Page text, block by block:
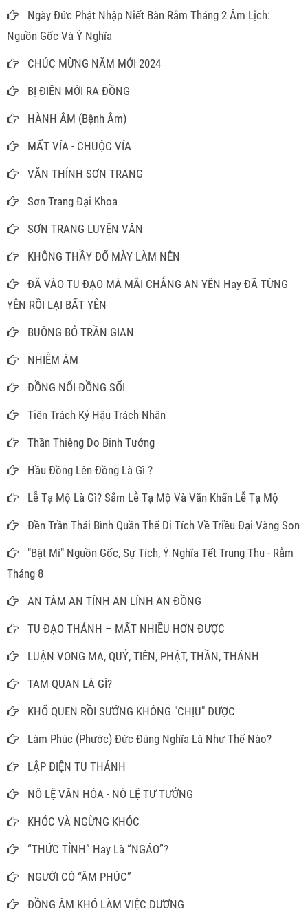
Ngày Đức Phật Nhập Niết Bàn Rằm Tháng 2 Âm Lịch:
Nguồn Gốc Và Ý Nghĩa
CHÚC MỪNG NĂM MỚI 2024
BỊ ĐIÊN MỚI RA ĐỒNG
HÀNH ÂM (Bệnh Âm)
MẤT VÍA - CHUỘC VÍA
VĂN THỈNH SƠN TRANG
Sơn Trang Đại Khoa
SƠN TRANG LUYỆN VĂN
KHÔNG THẦY ĐỐ MÀY LÀM NÊN
ĐÃ VÀO TU ĐẠO MÀ MÃI CHẲNG AN YÊN Hay ĐÃ TỪNG
YÊN RỒI LẠI BẤT YÊN
BUÔNG BỎ TRẦN GIAN
NHIỄM ÂM
ĐỒNG NỔI ĐỒNG SỔI
Tiên Trách Kỷ Hậu Trách Nhân
Thần Thiêng Do Binh Tướng
Hầu Đồng Lên Đồng Là Gì ?
Lễ Tạ Mộ Là Gì? Sắm Lễ Tạ Mộ Và Văn Khấn Lễ Tạ Mộ
Đền Trần Thái Bình Quần Thể Di Tích Về Triều Đại Vàng Son
"Bật Mí" Nguồn Gốc, Sự Tích, Ý Nghĩa Tết Trung Thu - Rằm
Tháng 8
AN TÂM AN TÍNH AN LÍNH AN ĐỒNG
TU ĐẠO THÁNH – MẤT NHIỀU HƠN ĐƯỢC
LUẬN VONG MA, QUỶ, TIÊN, PHẬT, THẦN, THÁNH
TAM QUAN LÀ GÌ?
KHỔ QUEN RỒI SƯỚNG KHÔNG "CHỊU" ĐƯỢC
Làm Phúc (Phước) Đức Đúng Nghĩa Là Như Thế Nào?
LẬP ĐIỆN TU THÁNH
NÔ LỆ VĂN HÓA - NÔ LỆ TƯ TƯỞNG
KHÓC VÀ NGỪNG KHÓC
“THỨC TỈNH” Hay Là “NGÁO”?
NGƯỜI CÓ “ÂM PHÚC”
ĐỒNG ÂM KHÓ LÀM VIỆC DƯƠNG